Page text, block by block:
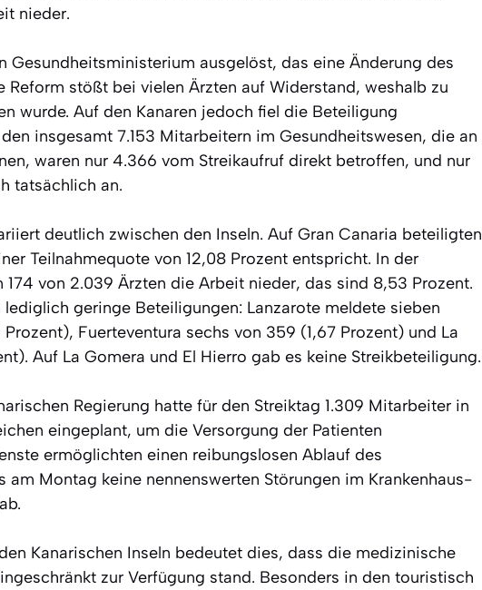
nieder.
Gesundheitsministerium ausgelöst, das eine Änderung des
Reform stößt bei vielen Ärzten auf Widerstand, weshalb zu
wurde. Auf den Kanaren jedoch fiel die Beteiligung
insgesamt 7.153 Mitarbeitern im Gesundheitswesen, die an
waren nur 4.366 vom Streikaufruf direkt betroffen, und nur
tatsächlich an.
deutlich zwischen den Inseln. Auf Gran Canaria beteiligten
Teilnahmequote von 12,08 Prozent entspricht. In der
von 2.039 Ärzten die Arbeit nieder, das sind 8,53 Prozent.
geringe Beteiligungen: Lanzarote meldete sieben
Fuerteventura sechs von 359 (1,67 Prozent) und La
Auf La Gomera und El Hierro gab es keine Streikbeteiligung.
Regierung hatte für den Streiktag 1.309 Mitarbeiter in
eingeplant, um die Versorgung der Patienten
ermöglichten einen reibungslosen Ablauf des
am Montag keine nennenswerten Störungen im Krankenhaus-
Kanarischen Inseln bedeutet dies, dass die medizinische
zur Verfügung stand. Besonders in den touristisch